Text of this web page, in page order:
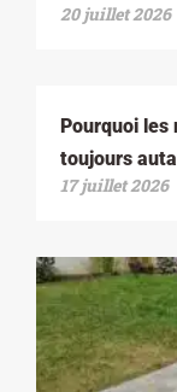
20 juillet 2026
Pourquoi les
toujours
17 juillet 2026